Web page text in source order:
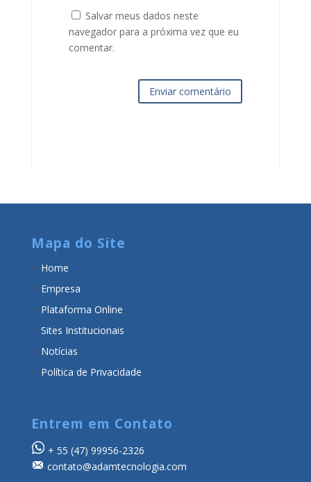
Salvar meus dados neste
navegador para a próxima vez que eu
comentar.
Enviar comentário
Mapa do Site
Home
Empresa
Plataforma Online
Sites Institucionais
Notícias
Política de Privacidade
Entrem em Contato
+ 55 (47) 99956-2326
contato@adamtecnologia.com